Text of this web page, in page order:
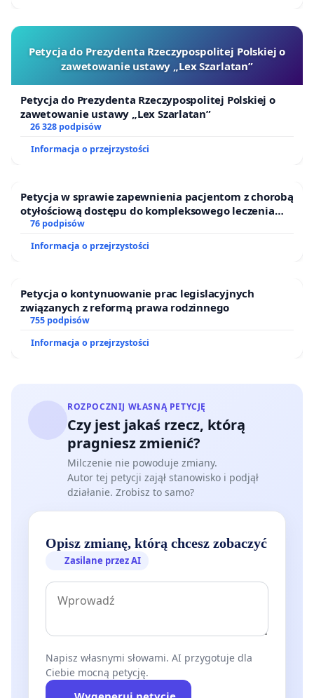
Petycja do Prezydenta Rzeczypospolitej Polskiej o
zawetowanie ustawy „Lex Szarlatan”
Petycja do Prezydenta Rzeczypospolitej Polskiej o
zawetowanie ustawy „Lex Szarlatan”
26 328 podpisów
Informacja o przejrzystości
Petycja w sprawie zapewnienia pacjentom z chorobą
otyłościową dostępu do kompleksowego leczenia
oraz programów profilaktycznych.
76 podpisów
Informacja o przejrzystości
Petycja o kontynuowanie prac legislacyjnych
związanych z reformą prawa rodzinnego
755 podpisów
Informacja o przejrzystości
ROZPOCZNIJ WŁASNĄ PETYCJĘ
Czy jest jakaś rzecz, którą
pragniesz zmienić?
Milczenie nie powoduje zmiany.
Autor tej petycji zajął stanowisko i podjął
działanie. Zrobisz to samo?
Opisz zmianę, którą chcesz zobaczyć
Zasilane przez AI
Napisz własnymi słowami. AI przygotuje dla
Ciebie mocną petycję.